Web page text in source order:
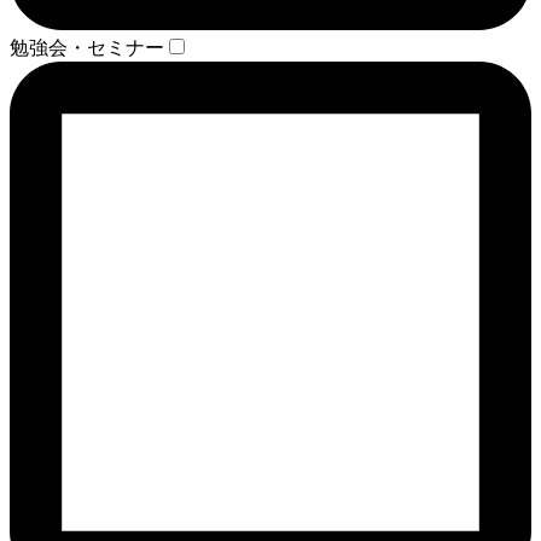
勉強会・セミナー